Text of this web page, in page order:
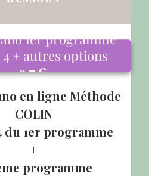
1er programme
+ autres options
97€
en ligne Méthode
COLIN
du 1er programme
+
programme